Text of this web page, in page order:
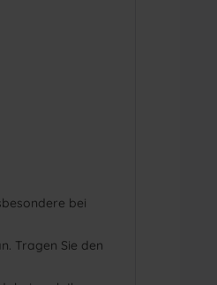
bei
Tragen Sie den